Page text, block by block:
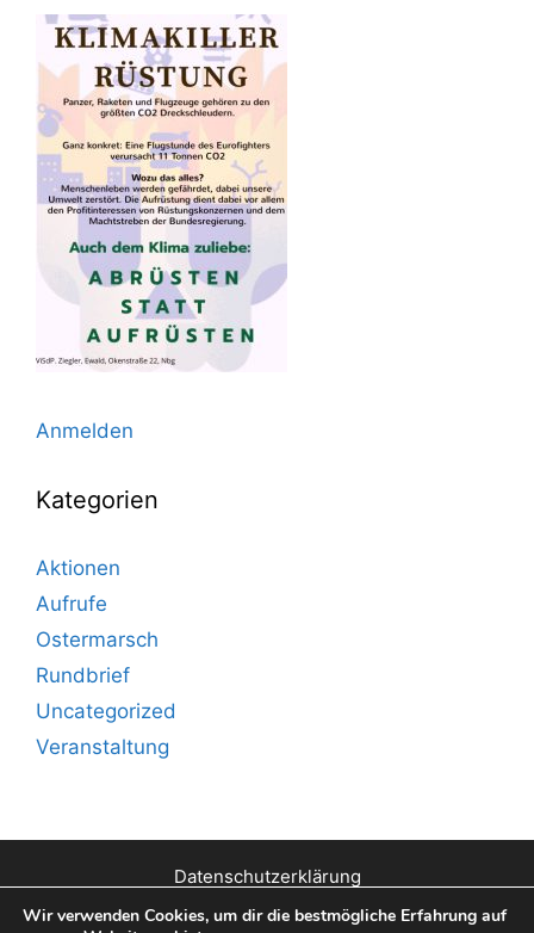
Anmelden
Kategorien
Aktionen
Aufrufe
Ostermarsch
Rundbrief
Uncategorized
Veranstaltung
Datenschutzerklärung
Wir verwenden Cookies, um dir die bestmögliche Erfahrung auf